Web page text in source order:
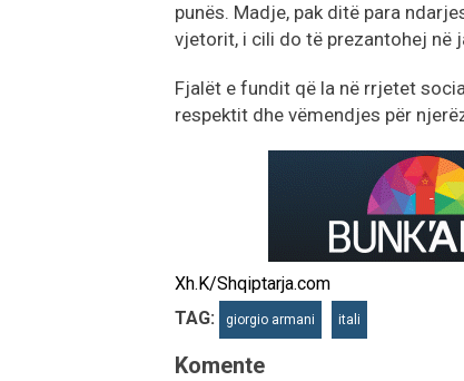
punës. Madje, pak ditë para
vjetorit, i cili do të prezantohej në
Fjalët e fundit që la në rrjetet
respektit dhe vëmendjes për
Xh.K/Shqiptarja.com
TAG:
giorgio armani itali
Komente